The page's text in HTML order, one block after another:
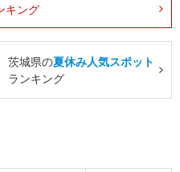
キング
茨城県の夏休み人気スポット
ランキング